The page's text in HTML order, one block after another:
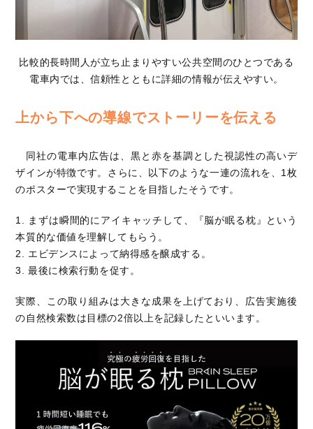
比較的長時間人が立ち止まりやすい公共空間のひとつである
電車内では、信頼性とともに詳細の情報が伝えやすい。
上から下への導線でストーリーを伝える
同社の電車内広告は、黒と赤を基調とした視認性の高いデ
ザインが特徴です。さらに、以下のような一連の流れを、1枚
のポスターで実現することを目指したそうです。
1. まずは瞬間的にアイキャッチして、『脳が眠る枕』という
本質的な価値を理解してもらう。
2. エビデンスによって納得感を醸成する。
3. 最後に検索行動を促す。
実際、この取り組みは大きな成果を上げており、広告実施後
の自然検索数は目標の2倍以上を記録したといいます。